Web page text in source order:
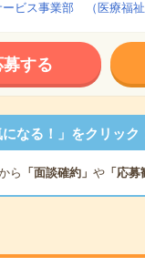
ビス事業部 （医療福祉
募する
なる！」をクリック
ら 「面談確約」 や「応募